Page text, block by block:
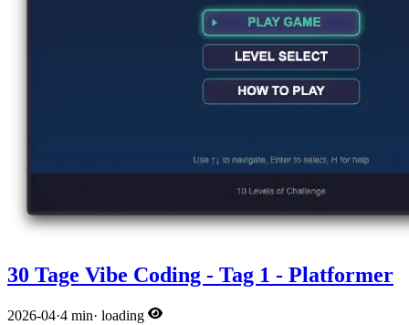
30 Tage Vibe Coding - Tag 1 - Platformer
2026-04·4 min· loading